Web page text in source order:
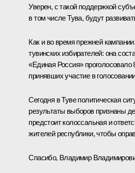
Уверен, с такой поддержкой
в том числе Тува, будут
Как и во время прежней
тувинских избирателей: она
«Единая Россия» проголосовало
принявших участие в
Сегодня в Туве политическая
результаты выборов признаны
предстоит колоссальная и
жителей республики, чтобы
Спасибо, Владимир